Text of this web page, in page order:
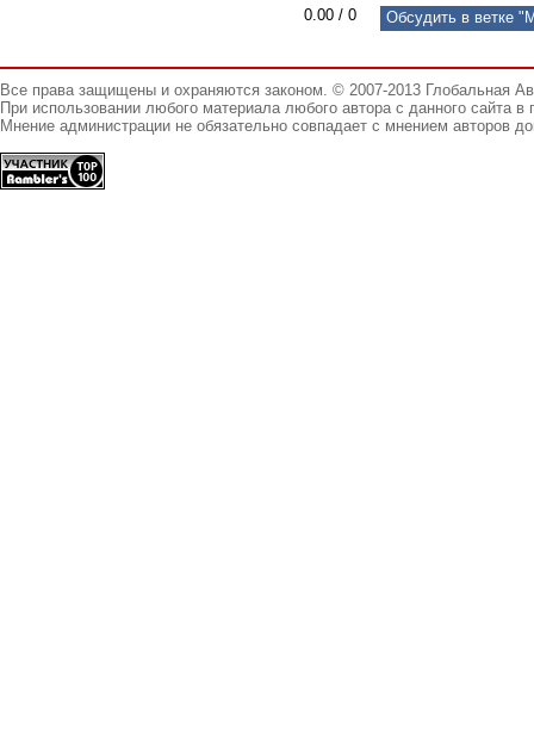
0.00 / 0 Обсудить в ветке
Все права защищены и охраняются законом. © 2007-2013 Глобальная
При использовании любого материала любого автора с данного сайта
Мнение администрации не обязательно совпадает с мнением авторов